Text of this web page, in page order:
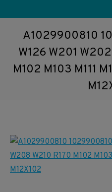
A1029900810
W126 W201
M102 M103 M111